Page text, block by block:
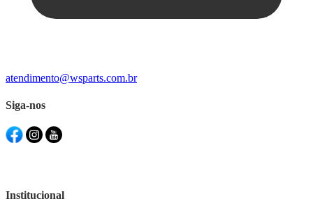
atendimento@wsparts.com.br
Siga-nos
Institucional